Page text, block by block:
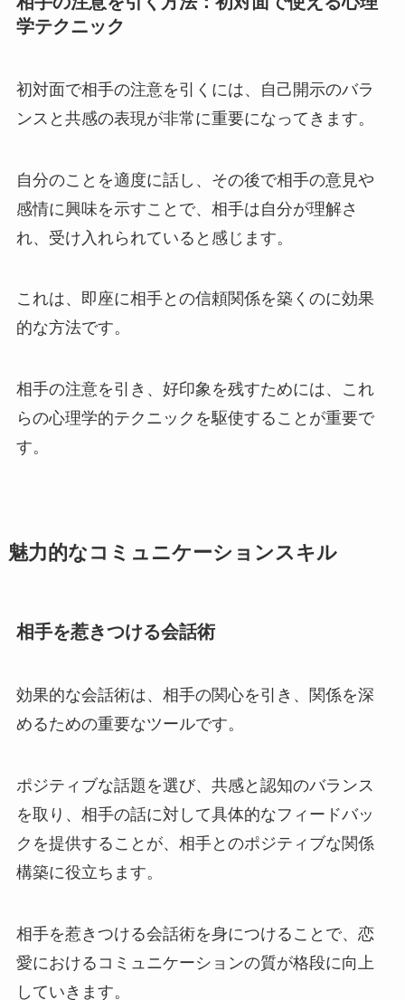
学テクニック
初対面で相手の注意を引くには、自己開示のバラ
ンスと共感の表現が非常に重要になってきます。
自分のことを適度に話し、その後で相手の意見や
感情に興味を示すことで、相手は自分が理解さ
れ、受け入れられていると感じます。
これは、即座に相手との信頼関係を築くのに効果
的な方法です。
相手の注意を引き、好印象を残すためには、これ
らの心理学的テクニックを駆使することが重要で
す。
魅力的なコミュニケーションスキル
相手を惹きつける会話術
効果的な会話術は、相手の関心を引き、関係を深
めるための重要なツールです。
ポジティブな話題を選び、共感と認知のバランス
を取り、相手の話に対して具体的なフィードバッ
クを提供することが、相手とのポジティブな関係
構築に役立ちます。
相手を惹きつける会話術を身につけることで、恋
愛におけるコミュニケーションの質が格段に向上
していきます。